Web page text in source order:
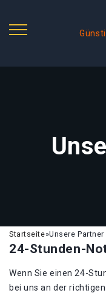
Startseite»Unsere Partner
24-Stunden-
Wenn Sie einen 24-
bei uns an der